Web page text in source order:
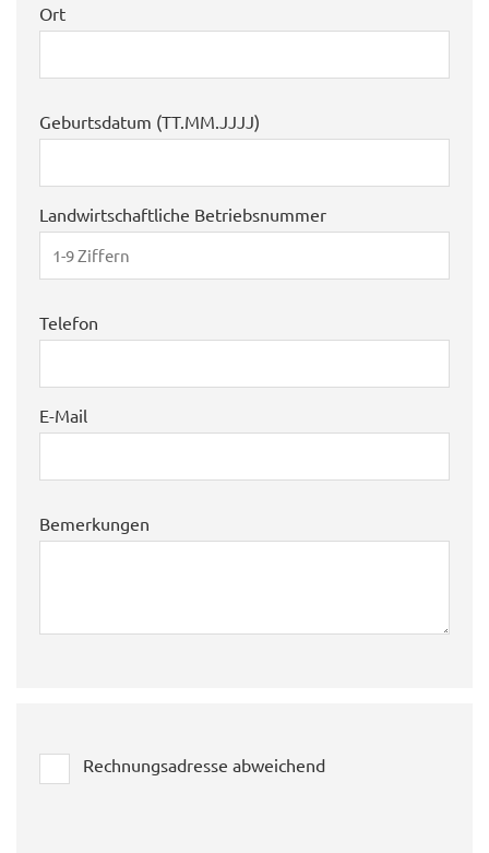
Ort
Geburtsdatum (TT.MM.JJJJ)
Landwirtschaftliche Betriebsnummer
Telefon
E-Mail
Bemerkungen
Rechnungsadresse abweichend